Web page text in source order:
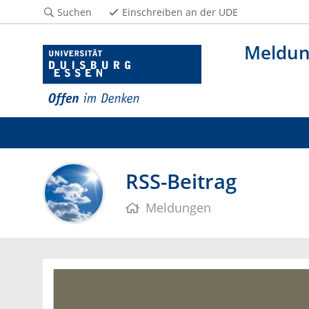
Suchen Einschreiben an der UDE
RSS-Beitrag
Meldungen